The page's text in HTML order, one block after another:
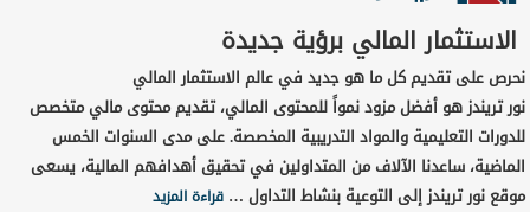
الاستثمار المالي برؤية جديدة
نحرص على تقديم كل ما هو جديد في عالم الاستثمار المالي
نور تريندز هو أفضل مزود نمواً للمحتوى المالي، تقديم محتوى مالي متخصص
للدورات التعليمية والمواد التدريبية المخصصة. على مدى السنوات الخمس
الماضية، ساعدنا الآلاف من المتداولين في تحقيق أهدافهم المالية، يسعى
موقع نور تريندز إلى التوعية بنشاط التداول …قراءة المزيد